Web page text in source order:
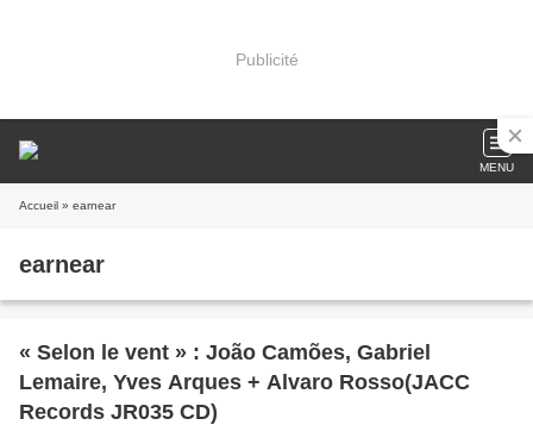
Publicité
MENU
Accueil » earnear
earnear
« Selon le vent » : João Camões, Gabriel
Lemaire, Yves Arques + Alvaro Rosso(JACC
Records JR035 CD)